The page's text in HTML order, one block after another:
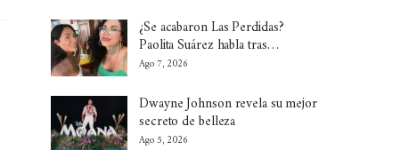
¿Se acabaron Las Perdidas?
Paolita Suárez habla tras…
Ago 7, 2026
Dwayne Johnson revela su mejor
secreto de belleza
Ago 5, 2026